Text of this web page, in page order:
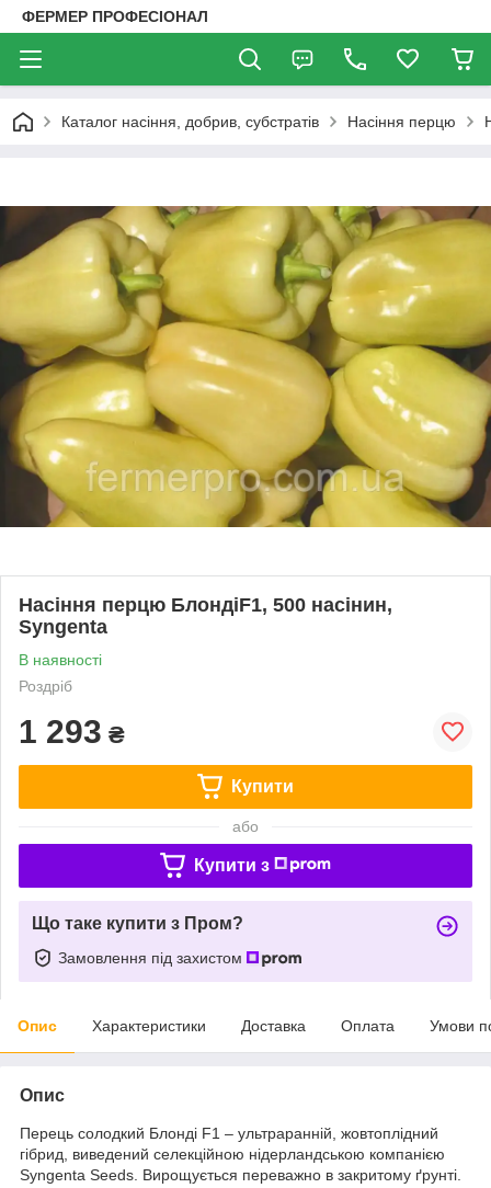
ФЕРМЕР ПРОФЕСІОНАЛ
Каталог насіння, добрив, субстратів Насіння перцю
Насіння перцю БлондіF1, 500 насінин,
Syngenta
В наявності
Роздріб
1 293 ₴
Купити
або
Купити з
Що таке купити з Пром?
Замовлення під захистом
Опис Характеристики Доставка Оплата Умови
Опис
Перець солодкий Блонді F1 – ультраранній, жовтоплідний
гібрид, виведений селекційною нідерландською компанією
Syngenta Seeds. Вирощується переважно в закритому ґрунті.